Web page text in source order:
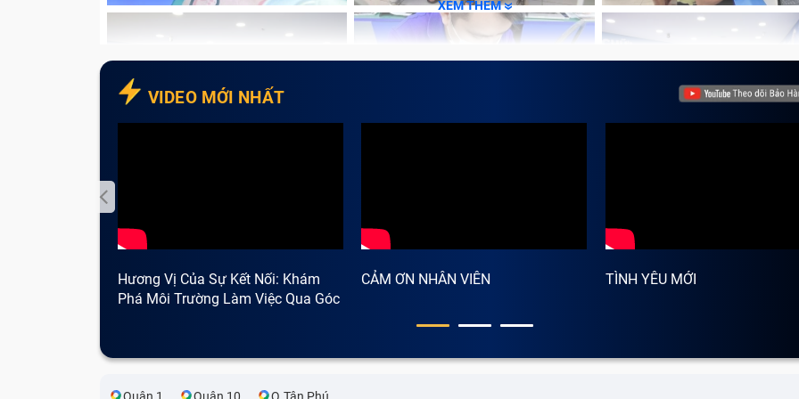
XEM THÊM
VIDEO MỚI NHẤT
Hương Vị Của Sự Kết Nối: Khám
Phá Môi Trường Làm Việc Qua Góc
CẢM ƠN NHÂN VIÊN TÌNH YÊU MỚI
Quận 1 Quận 10 Q.Tân Phú